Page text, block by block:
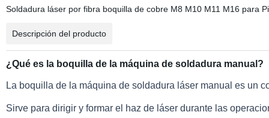
Soldadura láser por fibra boquilla de cobre M8 M10 M11 M16 para
Descripción del producto
¿Qué es la boquilla de la máquina de soldadura manual?
La boquilla de la máquina de soldadura láser manual es un
Sirve para dirigir y formar el haz de láser durante las